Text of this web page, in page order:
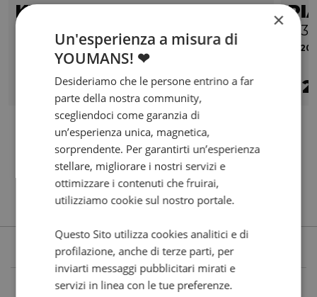
KTM 1290 Super Duke
GT my16
2017 | 52611 km | 1301 cc | 173 Hp | 127 Kw
€ 7.800
7.500 €134/mese
S
2020
×
Un'esperienza a misura di
YOUMANS! ❤
Desideriamo che le persone entrino a far
parte della nostra community,
scegliendoci come garanzia di
un’esperienza unica, magnetica,
sorprendente. Per garantirti un’esperienza
stellare, migliorare i nostri servizi e
ottimizzare i contenuti che fruirai,
utilizziamo cookie sul nostro portale.
Questo Sito utilizza cookies analitici e di
profilazione, anche di terze parti, per
inviarti messaggi pubblicitari mirati e
servizi in linea con le tue preferenze.